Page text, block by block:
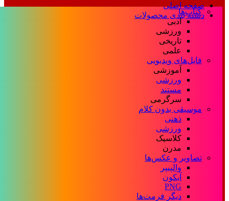
صفحه اصلی
دسته بندی محصولات
کتاب‌ها
ادبی
ورزشی
تاریخی
علمی
فایل‌های ویدیویی
آموزشی
ورزشی
مستند
سرگرمی
موسیقی بدون کلام
ذهنی
ورزشی
کلاسیک
مدرن
تصاویر و عکس‌ها
والپیپر
آیکون
PNG
دیگر فرمت‌ها